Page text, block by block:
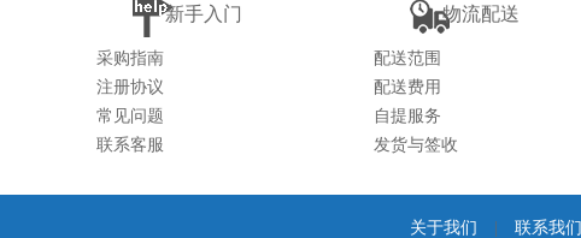
新手入门
采购指南
注册协议
常见问题
联系客服
物流配送
配送范围
配送费用
自提服务
发货与签收
关于我们 联系我们